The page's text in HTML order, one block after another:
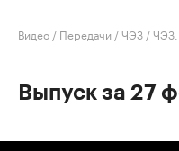
Видео / Передачи /ЧЭЗ /ЧЭЗ.
Выпуск за 27